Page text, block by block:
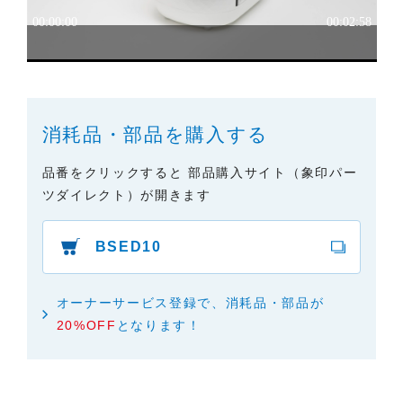
なれなかったことにより生じる一切の損害。
・予告なしにサーバーの停止、本サービスの変更ま
消耗品・部品を購入する
品番をクリックすると 部品購入サイト（象印パー
ツダイレクト）が開きます
BSED10
オーナーサービス登録で、消耗品・部品が
20%OFF となります！